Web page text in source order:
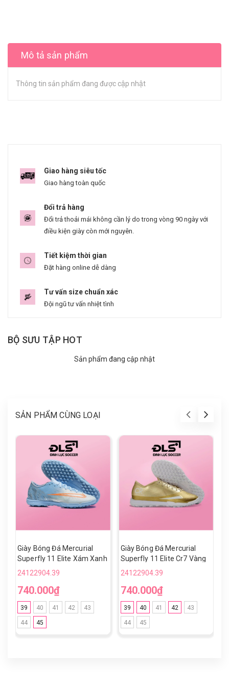
Mô tả sản phẩm
Thông tin sản phẩm đang được cập nhật
Giao hàng siêu tốc
Giao hàng toàn quốc
Đổi trả hàng
Đổi trả thoải mái không cần lý do trong vòng 90 ngày với
điều kiện giày còn mới nguyên.
Tiết kiệm thời gian
Đặt hàng online dễ dàng
Tư vấn size chuẩn xác
Đội ngũ tư vấn nhiệt tình
BỘ SƯU TẬP HOT
Sản phẩm đang cập nhật
SẢN PHẨM CÙNG LOẠI
Giày Bóng Đá Mercurial
Superfly 11 Elite Xám Xanh
Cổ Lửng TF
24122904.39
740.000₫
39 40 41 42 43
44 45
Giày Bóng Đá Mercurial
Superfly 11 Elite Cr7 Vàng
Đồng TF
24122904.39
740.000₫
39 40 41 42 43
44 45